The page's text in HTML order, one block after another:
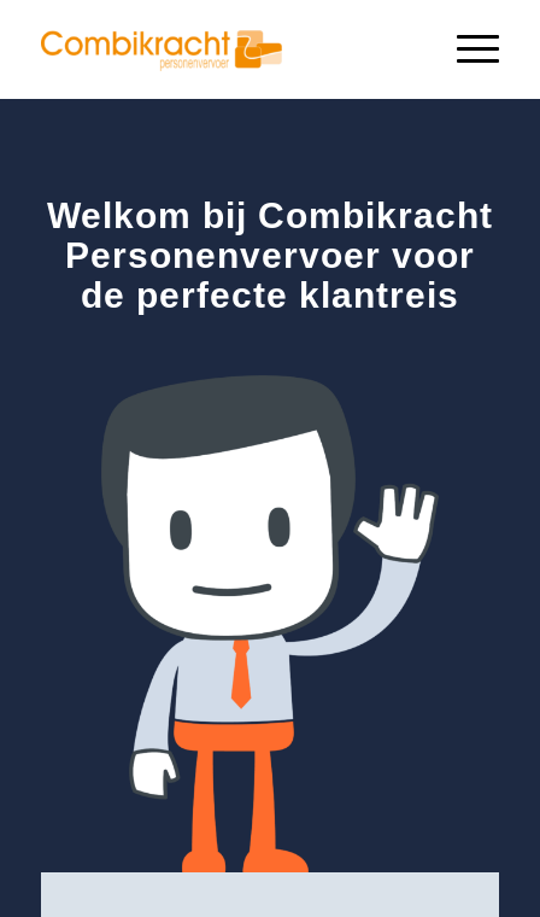
Welkom bij Combikracht
Personenvervoer voor
de perfecte klantreis